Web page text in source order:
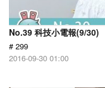
No.39 科技小電報(9/30)
# 299
2016-09-30 01:00